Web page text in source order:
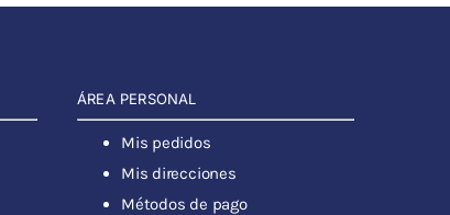
ÁREA PERSONAL
Mis pedidos
Mis direcciones
Métodos de pago